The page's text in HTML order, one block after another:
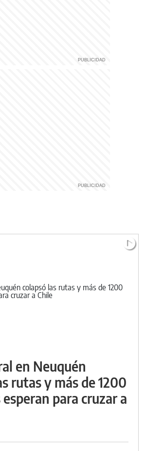
en Neuquén
rutas y más de 1200
para cruzar a